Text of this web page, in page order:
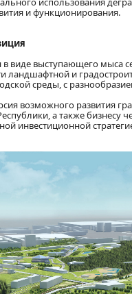
и функционирования.
виде выступающего мыса
ландшафтной и
среды, с
возможного развития
а также
инвестиционной